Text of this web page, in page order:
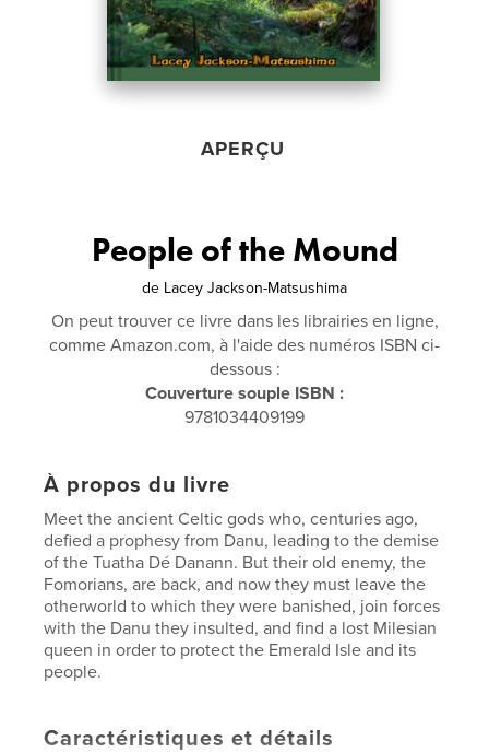
APERÇU
People of the Mound
de Lacey Jackson-Matsushima
On peut trouver ce livre dans les librairies en ligne,
comme Amazon.com, à l'aide des numéros ISBN ci-
dessous :
Couverture souple ISBN :
9781034409199
À propos du livre
Meet the ancient Celtic gods who, centuries ago,
defied a prophesy from Danu, leading to the demise
of the Tuatha Dé Danann. But their old enemy, the
Fomorians, are back, and now they must leave the
otherworld to which they were banished, join forces
with the Danu they insulted, and find a lost Milesian
queen in order to protect the Emerald Isle and its
people.
Caractéristiques et détails